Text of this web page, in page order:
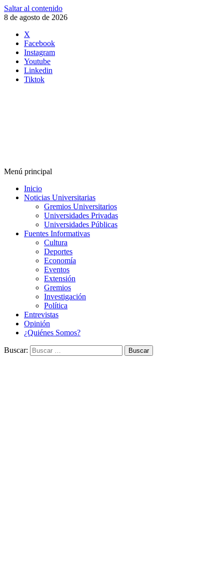
Saltar al contenido
8 de agosto de 2026
X
Facebook
Instagram
Youtube
Linkedin
Tiktok
Menú principal
Inicio
Noticias Universitarias
Gremios Universitarios
Universidades Privadas
Universidades Públicas
Fuentes Informativas
Cultura
Deportes
Economía
Eventos
Extensión
Gremios
Investigación
Política
Entrevistas
Opinión
¿Quiénes Somos?
Buscar: